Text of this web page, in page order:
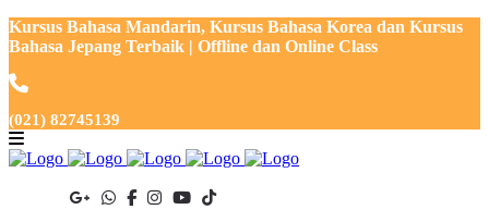
Kursus Bahasa Mandarin, Kursus Bahasa Korea dan Kursus
Bahasa Jepang Terbaik | Offline dan Online Class
(021) 82745139